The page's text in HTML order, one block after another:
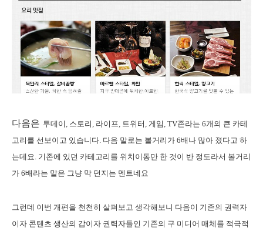
다음은 투데이, 스토리, 라이프, 트위터, 게임, TV존라는 6개의 큰 카테
고리를 선보이고 있습니다. 다음 말로는 볼거리가 6배나 많아 졌다고 하
는데요. 기존에 있던 카테고리를 위치이동만 한 것이 반 정도라서 볼거리
가 6배라는 말은 그냥 막 던지는 멘트네요
그런데 이번 개편을 천천히 살펴보고 생각해보니 다음이 기존의 권력자
이자 콘텐츠 생산의 갑이자 권력자들인 기존의 구 미디어 매체를 적극적